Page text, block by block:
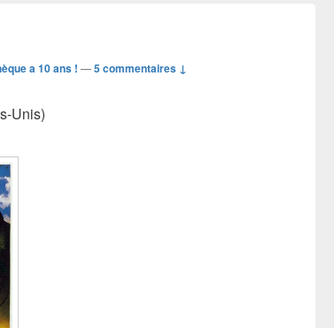
a 10 ans ! —5 commentaires ↓
Unis)